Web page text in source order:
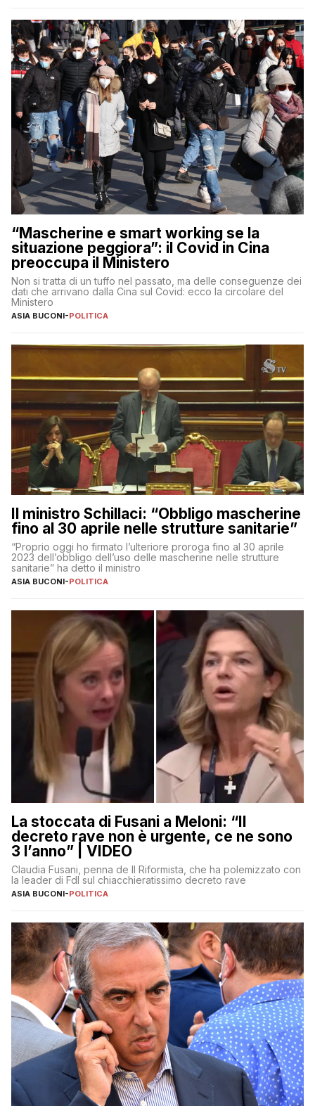
“Mascherine e smart working se la
situazione peggiora”: il Covid in Cina
preoccupa il Ministero
Non si tratta di un tuffo nel passato, ma delle conseguenze dei
dati che arrivano dalla Cina sul Covid: ecco la circolare del
Ministero
ASIA BUCONI-POLITICA
Il ministro Schillaci: “Obbligo mascherine
fino al 30 aprile nelle strutture sanitarie”
“Proprio oggi ho firmato l’ulteriore proroga fino al 30 aprile
2023 dell’obbligo dell’uso delle mascherine nelle strutture
sanitarie” ha detto il ministro
ASIA BUCONI-POLITICA
La stoccata di Fusani a Meloni: “Il
decreto rave non è urgente, ce ne sono
3 l’anno” | VIDEO
Claudia Fusani, penna de Il Riformista, che ha polemizzato con
la leader di FdI sul chiacchieratissimo decreto rave
ASIA BUCONI-POLITICA